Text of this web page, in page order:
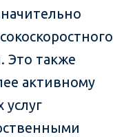
Это также
активному